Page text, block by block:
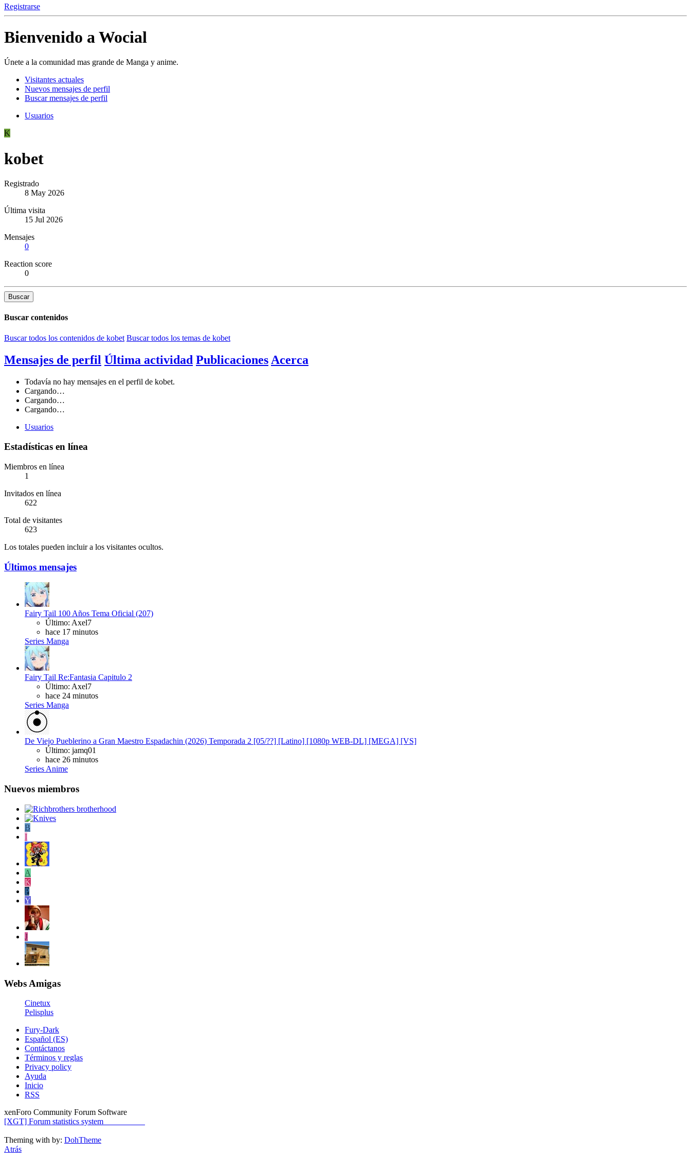
Registrarse
Bienvenido a Wocial
Únete a la comunidad mas grande de Manga y anime.
Visitantes actuales
Nuevos mensajes de perfil
Buscar mensajes de perfil
Usuarios
K
kobet
Registrado
8 May 2026
Última visita
15 Jul 2026
Mensajes
0
Reaction score
0
Buscar
Buscar contenidos
Buscar todos los contenidos de kobet Buscar todos los temas de kobet
Mensajes de perfil Última actividad Publicaciones Acerca
Todavía no hay mensajes en el perfil de kobet.
Cargando…
Cargando…
Cargando…
Usuarios
Estadísticas en línea
Miembros en línea
1
Invitados en línea
622
Total de visitantes
623
Los totales pueden incluir a los visitantes ocultos.
Últimos mensajes
Fairy Tail 100 Años Tema Oficial (207)
Último: Axel7
hace 17 minutos
Series Manga
Fairy Tail Re:Fantasia Capitulo 2
Último: Axel7
hace 24 minutos
Series Manga
De Viejo Pueblerino a Gran Maestro Espadachin (2026) Temporada 2 [05/??] [Latino] [1080p WEB-DL] [MEGA] [VS]
Último: jamq01
hace 26 minutos
Series Anime
Nuevos miembros
B
I
A
K
P
Y
J
Webs Amigas
Cinetux
Pelisplus
Fury-Dark
Español (ES)
Contáctanos
Términos y reglas
Privacy policy
Ayuda
Inicio
RSS
xenForo Community Forum Software
[XGT] Forum statistics system
Theming with by: DohTheme
Atrás